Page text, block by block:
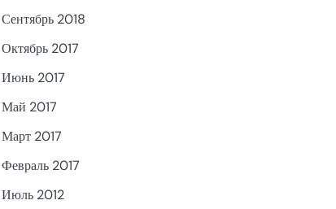
Сентябрь 2018
Октябрь 2017
Июнь 2017
Май 2017
Март 2017
Февраль 2017
Июль 2012